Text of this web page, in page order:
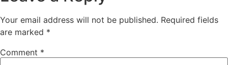
Your email address will not be published. Required fields
are marked *
Comment *